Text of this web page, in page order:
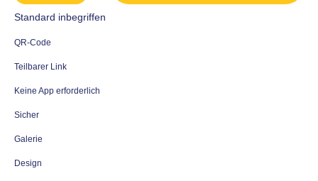
Standard inbegriffen
QR-Code
Teilbarer Link
Keine App erforderlich
Sicher
Galerie
Design